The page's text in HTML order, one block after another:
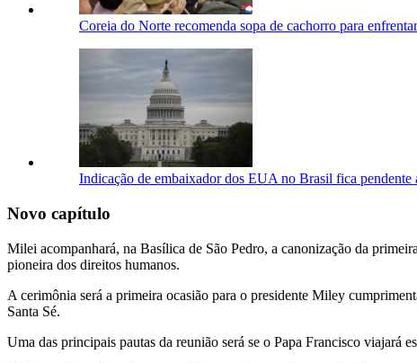
Coreia do Norte recomenda sopa de cachorro para
Indicação de embaixador dos EUA no Brasil fica pendente
Novo capítulo
Milei acompanhará, na Basílica de São Pedro, a canonização da
pioneira dos direitos humanos.
A cerimônia será a primeira ocasião para o presidente Miley
Santa Sé.
Uma das principais pautas da reunião será se o Papa Francisco